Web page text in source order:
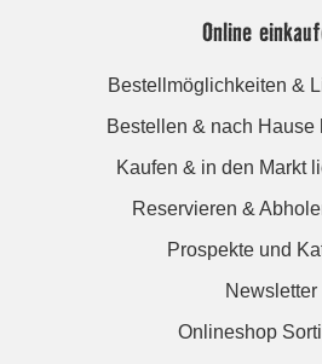
Online
Bestellmöglichkeiten &
Bestellen & nach Hause
Kaufen & in den Markt
Reservieren &
Prospekte und
Newsletter
Onlineshop